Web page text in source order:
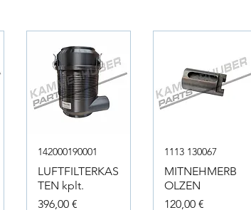
142000190001
LUFTFILTERKAS
TEN kplt.
Prix
396,00 €
1113 130067
MITNEHMERB
OLZEN
Prix
120,00 €